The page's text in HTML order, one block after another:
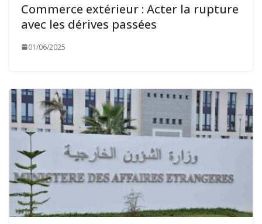
Commerce extérieur : Acter la rupture
avec les dérives passées
01/06/2025